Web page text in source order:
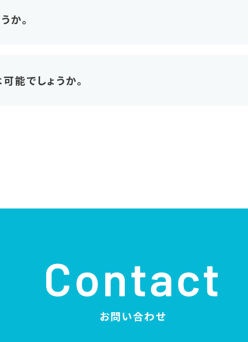
か。
能でしょうか。
Contact
お問い合わせ